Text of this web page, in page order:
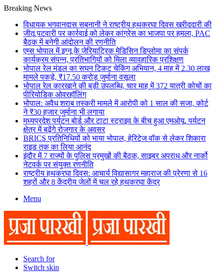
Breaking News
विधायक भगवानदास सबनानी ने राष्ट्रीय हथकरघा दिवस खरीददारी की
जीतू पटवारी पर कार्रवाई को लेकर कांग्रेस का भाजपा पर हमला, PAC
बैठक में बनेगी आंदोलन की रणनीति
एम्स भोपाल में इग्नू के जेरियाट्रिक मेडिसिन डिप्लोमा का संपर्क
कार्यक्रम संपन्न, प्रतिभागियों को मिला व्यावहारिक प्रशिक्षण
भोपाल रेल मंडल का सघन टिकट चेकिंग अभियान, 4 माह में 2.30 लाख
मामले पकड़े, ₹17.50 करोड़ जुर्माना वसूला
भोपाल रेल कारखाने की बड़ी उपलब्धि, चार माह में 372 यात्री कोचों का
पीरियोडिक ओवरहॉलिंग
भोपाल: अवैध शराब तस्करी मामले में आरोपी को 1 साल की सजा, कोर्ट
ने ₹30 हजार जुर्माना भी लगाया
मध्यप्रदेश पर्यटन बोर्ड और टाटा स्ट्राइव के बीच हुआ एमओयू, पर्यटन
क्षेत्र में बढ़ेंगे रोजगार के अवसर
BRICS प्रतिनिधियों को भाया भोपाल, हेरिटेज वॉक से लेकर शिकारा
राइड तक का लिया आनंद
इंदौर में 7 राज्यों के पुलिस प्रमुखों की बैठक, साइबर अपराध और नार्को
नेटवर्क पर संयुक्त रणनीति
राष्ट्रीय हथकरघा दिवस: आचार्य विद्यासागर महाराज की प्रेरणा से 16
शहरों और 8 केंद्रीय जेलों में चल रहे हथकरघा केंद्र
Menu
Search for
Switch skin